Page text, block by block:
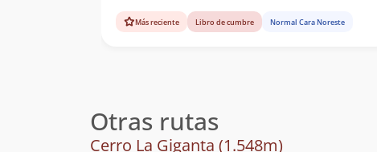
Más reciente Libro de cumbre Normal Cara Noreste
Otras rutas
Cerro La Giganta (1.548m)